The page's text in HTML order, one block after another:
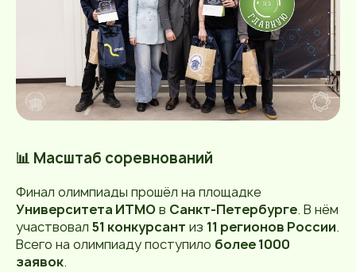
📊 Масштаб соревнований
Финал олимпиады прошёл на площадке
Университета ИТМО в Санкт-Петербурге. В нём
участвовал 51 конкурсант из 11 регионов России.
Всего на олимпиаду поступило более 1000
заявок.